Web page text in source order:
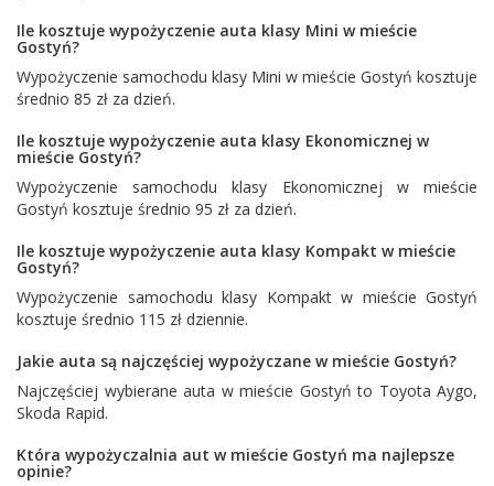
Ile kosztuje wypożyczenie auta klasy Mini w mieście
Gostyń?
Wypożyczenie samochodu klasy Mini w mieście Gostyń kosztuje
średnio 85 zł za dzień.
Ile kosztuje wypożyczenie auta klasy Ekonomicznej w
mieście Gostyń?
Wypożyczenie samochodu klasy Ekonomicznej w mieście
Gostyń kosztuje średnio 95 zł za dzień.
Ile kosztuje wypożyczenie auta klasy Kompakt w mieście
Gostyń?
Wypożyczenie samochodu klasy Kompakt w mieście Gostyń
kosztuje średnio 115 zł dziennie.
Jakie auta są najczęściej wypożyczane w mieście Gostyń?
Najczęściej wybierane auta w mieście Gostyń to Toyota Aygo,
Skoda Rapid.
Która wypożyczalnia aut w mieście Gostyń ma najlepsze
opinie?